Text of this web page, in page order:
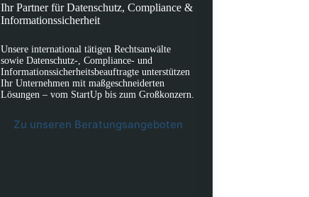
Ihr Partner für Datenschutz, Compliance &
Informationssicherheit
Unsere international tätigen Rechtsanwälte
sowie Datenschutz-, Compliance- und
Informationssicherheitsbeauftragte unterstützen
Ihr Unternehmen mit maßgeschneiderten
Lösungen – vom StartUp bis zum Großkonzern.
Zu unseren Beratungsangeboten